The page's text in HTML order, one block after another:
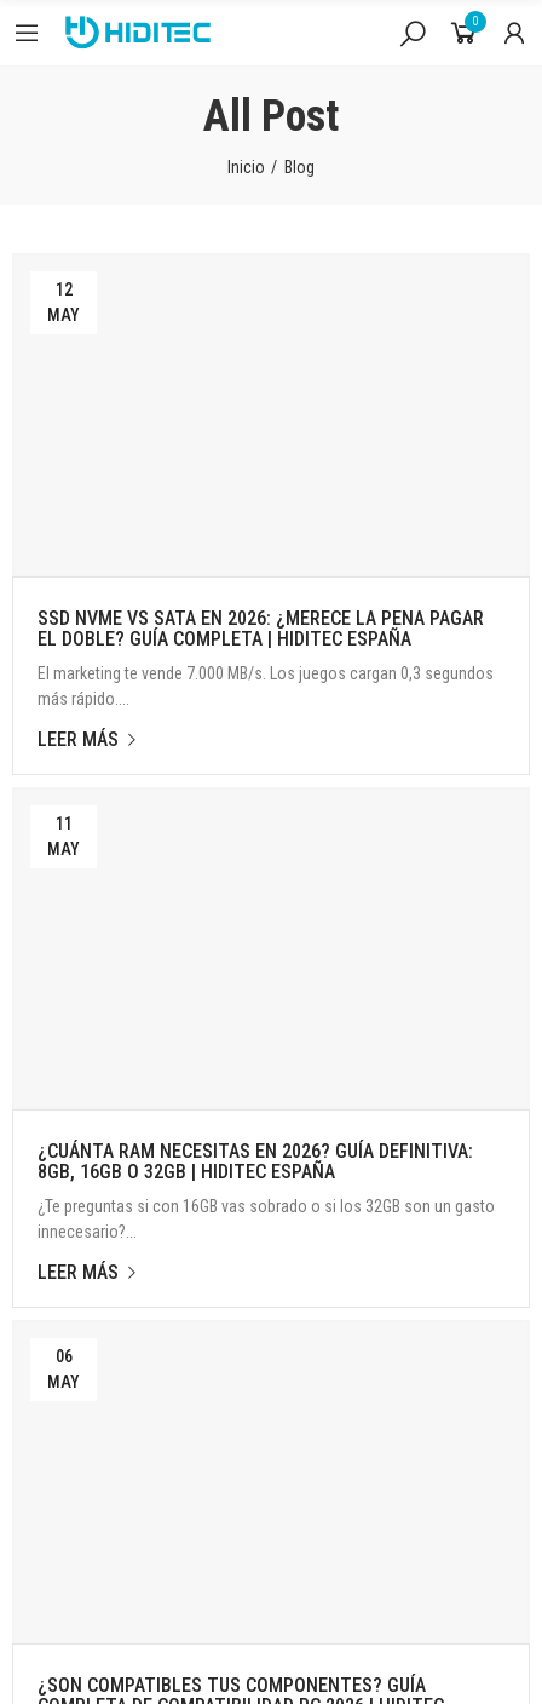
0
All Post
Inicio Blog
12
MAY
SSD NVME VS SATA EN 2026: ¿MERECE LA PENA PAGAR
EL DOBLE? GUÍA COMPLETA | HIDITEC ESPAÑA
El marketing te vende 7.000 MB/s. Los juegos cargan 0,3 segundos
más rápido....
LEER MÁS
11
MAY
¿CUÁNTA RAM NECESITAS EN 2026? GUÍA DEFINITIVA:
8GB, 16GB O 32GB | HIDITEC ESPAÑA
¿Te preguntas si con 16GB vas sobrado o si los 32GB son un gasto
innecesario?...
LEER MÁS
06
MAY
¿SON COMPATIBLES TUS COMPONENTES? GUÍA